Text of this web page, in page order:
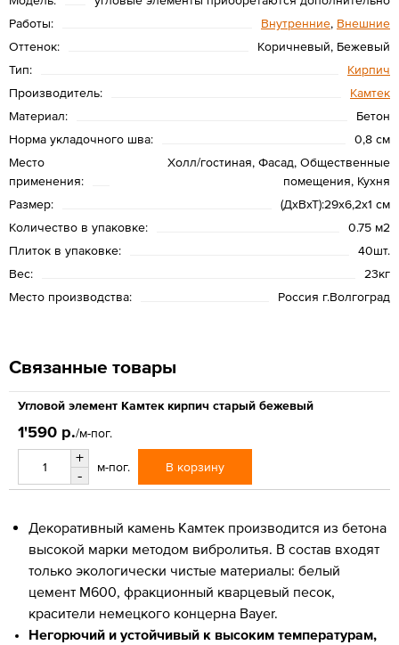
Работы:
Внутренние, Внешние
Оттенок:
Коричневый, Бежевый
Тип:
Кирпич
Производитель:
Камтек
Материал:
Бетон
Норма укладочного шва:
0,8 см
Место
применения:
Холл/гостиная, Фасад, Общественные
помещения, Кухня
Размер:
(ДхВхТ):29х6,2х1 см
Количество в упаковке:
0.75 м2
Плиток в упаковке:
40шт.
Вес:
23кг
Место производства:
Россия г.Волгоград
Связанные товары
Угловой элемент Камтек кирпич старый бежевый
1'590 р./м-пог.
+
-
м-пог. В корзину
Декоративный камень Камтек производится из бетона
высокой марки методом вибролитья. В состав входят
только экологически чистые материалы: белый
цемент М600, фракционный кварцевый песок,
красители немецкого концерна Bayer.
Негорючий и устойчивый к высоким температурам,